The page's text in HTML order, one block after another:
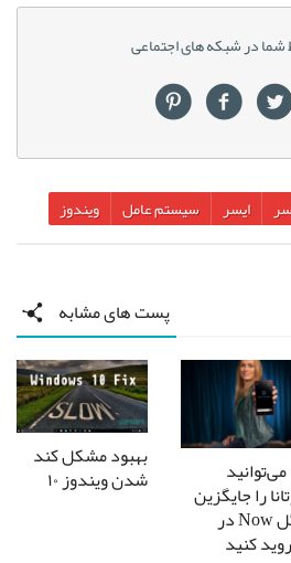
شما در شبکه های اجتماعی
ایسر سیستم عامل ویندوز
پست های مشابه
می‌توانید
را جایگزین
گوگل Now در
کنید
بهبود مشکل کند
شدن ویندوز ۱۰